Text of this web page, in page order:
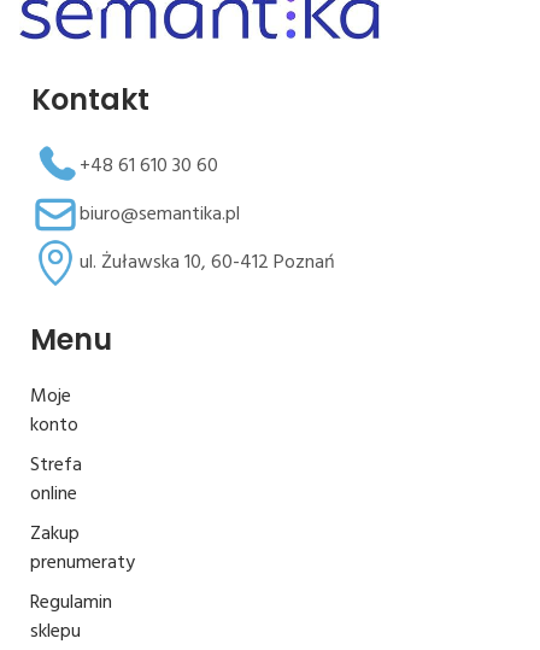
Kontakt
+48 61 610 30 60
biuro@semantika.pl
ul. Żuławska 10, 60-412 Poznań
Menu
Moje
konto
Strefa
online
Zakup
prenumeraty
Regulamin
sklepu